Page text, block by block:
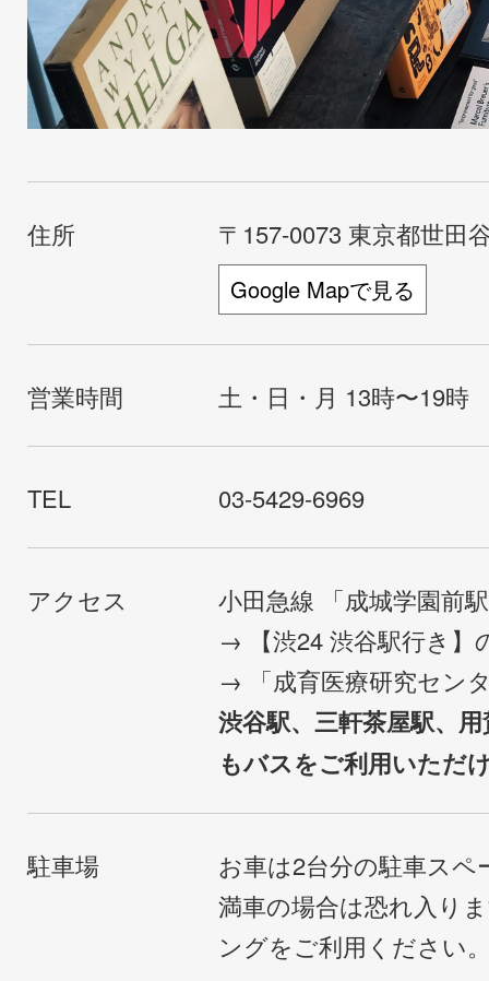
住所 〒157-0073 東京都世田
Google Mapで見る
営業時間 土・日・月 13時〜19時
TEL 03-5429-6969
アクセス
小田急線 「成城学園前
→ 【渋24 渋谷駅行き】
→ 「成育医療研究セン
渋谷駅、三軒茶屋駅、
もバスをご利用いただ
駐車場
お車は2台分の駐車ス
満車の場合は恐れ入り
ングをご利用ください